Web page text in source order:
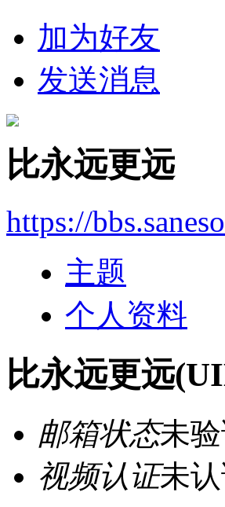
加为好友
发送消息
比永远更远
https://
主题
个人资料
比永远更远
邮箱状态未
视频认证未